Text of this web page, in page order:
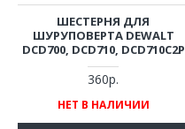
ШЕСТЕРНЯ ДЛЯ
ШУРУПОВЕРТА DEWALT
DCD700, DCD710, DCD710C2P
360р.
НЕТ В НАЛИЧИИ